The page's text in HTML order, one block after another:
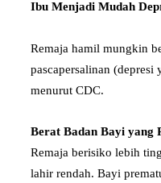
Ibu Menjadi Mudah
Remaja hamil mungkin
pascapersalinan
menurut CDC.
Berat Badan Bayi yang
Remaja berisiko lebih
lahir rendah. Bayi